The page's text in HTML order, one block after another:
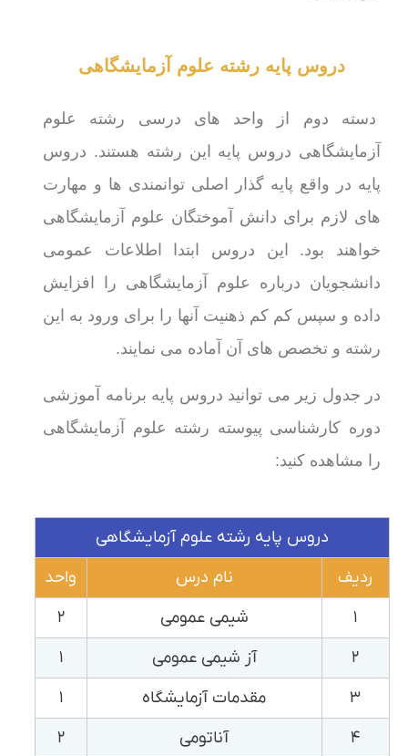
دروس پایه رشته علوم آزمایشگاهی
دسته دوم از واحد های درسی رشته علوم
آزمایشگاهی دروس پایه این رشته هستند. دروس
پایه در واقع پایه گذار اصلی توانمندی ها و مهارت
های لازم برای دانش آموختگان علوم آزمایشگاهی
خواهند بود. این دروس ابتدا اطلاعات عمومی
دانشجویان درباره علوم آزمایشگاهی را افزایش
داده و سپس کم کم ذهنیت آنها را برای ورود به این
رشته و تخصص های آن آماده می نمایند.
در جدول زیر می توانید دروس پایه برنامه آموزشی
دوره کارشناسی پیوسته رشته علوم آزمایشگاهی
را مشاهده کنید:
دروس پایه رشته علوم آزمایشگاهی
ردیف
نام درس
واحد
۱
شیمی عمومی
۲
۲
آز شیمی عمومی
۱
۳
مقدمات آزمایشگاه
۱
۴
آناتومی
۲